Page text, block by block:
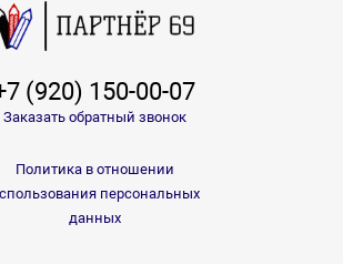
(920) 150-00-07
Заказать обратный звонок
Политика в отношении
персональных
данных